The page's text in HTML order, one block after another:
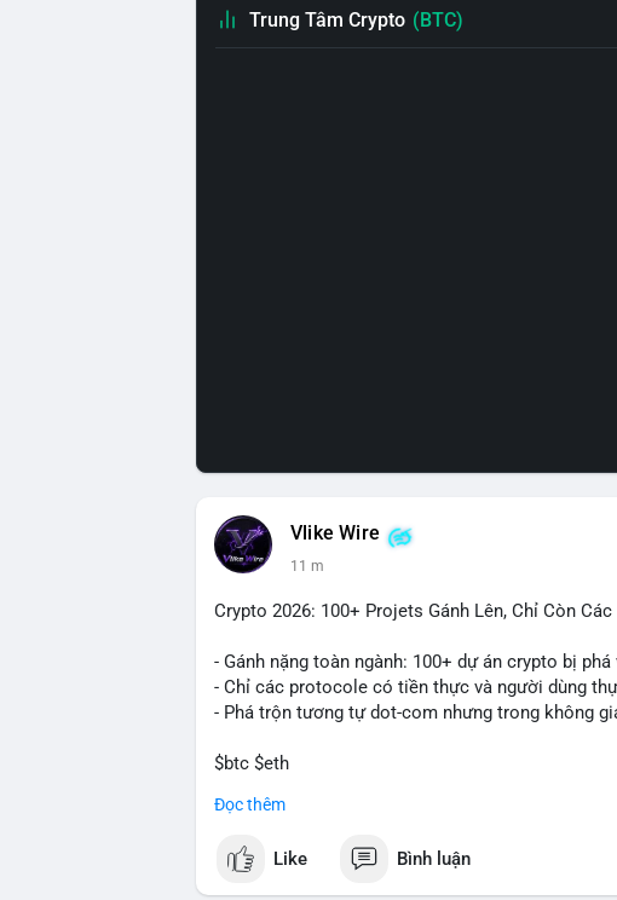
Trung Tâm Crypto (BTC)
Vlike Wire
11 m
Crypto 2026: 100+ Projets Gánh Lên, Chỉ Còn
- Gánh nặng toàn ngành: 100+ dự án crypto bị phá
- Chỉ các protocole có tiền thực và người dùng
- Phá trộn tương tự dot-com nhưng trong không
$btc $eth
#vlikevn
📰 Nguồn: CoinDesk
Đọc thêm
Like Bình luận